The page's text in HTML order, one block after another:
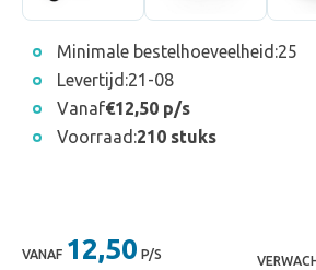
Minimale bestelhoeveelheid:25
Levertijd:21-08
Vanaf€12,50 p/s
Voorraad:210 stuks
VANAF 12,50 P/S